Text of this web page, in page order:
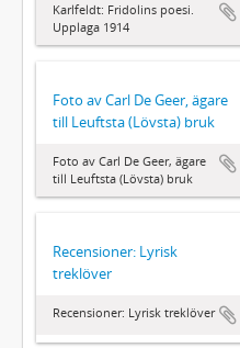
Karlfeldt: Fridolins poesi.
Upplaga 1914
Foto av Carl De Geer, ägare
till Leuftsta (Lövsta) bruk
Foto av Carl De Geer, ägare
till Leuftsta (Lövsta) bruk
Recensioner: Lyrisk
treklöver
Recensioner: Lyrisk treklöver